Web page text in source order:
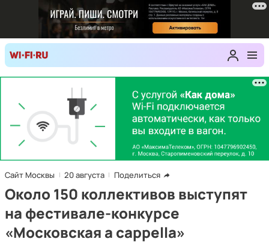
Сайт Москвы 20 августа Поделиться
Около 150 коллективов выступят
на фестивале-конкурсе
«Московская a cappella»